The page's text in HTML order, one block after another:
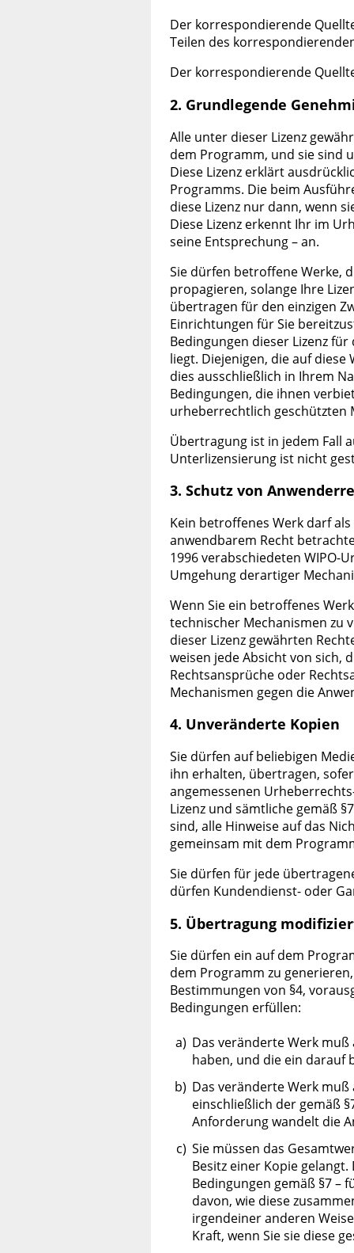
Der korrespondierende
Teilen des
Der korrespondierende
2. Grundlegende
Alle unter dieser Lizenz
dem Programm, und sie sind
Diese Lizenz erklärt
Programms. Die beim
diese Lizenz nur dann, wenn
Diese Lizenz erkennt Ihr im
seine Entsprechung – an.
Sie dürfen betroffene Werke,
propagieren, solange Ihre
übertragen für den einzigen
Einrichtungen für Sie
Bedingungen dieser Lizenz
liegt. Diejenigen, die auf
dies ausschließlich in Ihrem
Bedingungen, die ihnen
urheberrechtlich geschützten
Übertragung ist in jedem Fall
Unterlizensierung ist nicht
3. Schutz von
Kein betroffenes Werk darf
anwendbarem Recht
1996 verabschiedeten WIPO-
Umgehung derartiger
Wenn Sie ein betroffenes
technischer Mechanismen zu
dieser Lizenz gewährten
weisen jede Absicht von sich,
Rechtsansprüche oder
Mechanismen gegen die
4. Unveränderte Kopien
Sie dürfen auf beliebigen
ihn erhalten, übertragen,
angemessenen
Lizenz und sämtliche gemäß
sind, alle Hinweise auf das
gemeinsam mit dem
Sie dürfen für jede
dürfen Kundendienst- oder
5. Übertragung
Sie dürfen ein auf dem
dem Programm zu
Bestimmungen von §4,
Bedingungen erfüllen:
a) Das veränderte Werk
haben, und die ein darauf
b) Das veränderte Werk
einschließlich der gemäß
Anforderung wandelt die
c) Sie müssen das
Besitz einer Kopie
Bedingungen gemäß §7 –
davon, wie diese
irgendeiner anderen
Kraft, wenn Sie sie diese